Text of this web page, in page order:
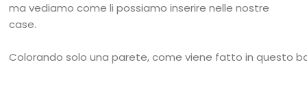
ma vediamo come li possiamo inserire nelle nostre
case.
Colorando solo una parete, come viene fatto in questo